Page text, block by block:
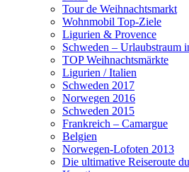
Tour de Weihnachtsmarkt
Wohnmobil Top-Ziele
Ligurien & Provence
Schweden – Urlaubstraum
TOP Weihnachtsmärkte
Ligurien / Italien
Schweden 2017
Norwegen 2016
Schweden 2015
Frankreich – Camargue
Belgien
Norwegen-Lofoten 2013
Die ultimative Reiseroute